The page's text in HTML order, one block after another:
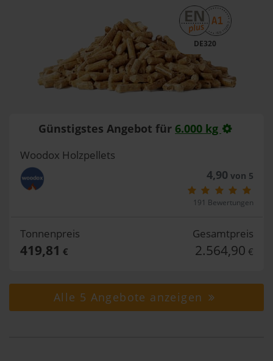
DE320
Günstigstes Angebot für 6.000 kg
Woodox Holzpellets
4,90 von 5
191 Bewertungen
Tonnenpreis
419,81 €
Gesamtpreis
2.564,90 €
Alle 5 Angebote anzeigen